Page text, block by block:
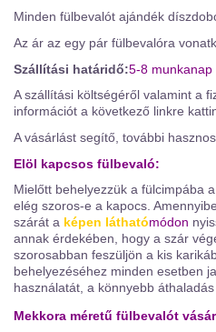
Minden fülbevalót ajándék
Az ár az egy pár fülbevalóra
Szállítási határidő:5-8 munkanap
A szállítási költségéről valamint a
információt a következő linkre
A vásárlást segítő, további
Elöl kapcsos fülbevaló:
Mielőtt behelyezzük a fülcimpába
elég szoros-e a kapocs.
szárát a képen láthatómódon
annak érdekében, hogy a szár
szorosabban feszüljön a kis
behelyezéséhez minden esetben
használatát, a könnyebb áthaladás
Mekkora méretű fülbevalót